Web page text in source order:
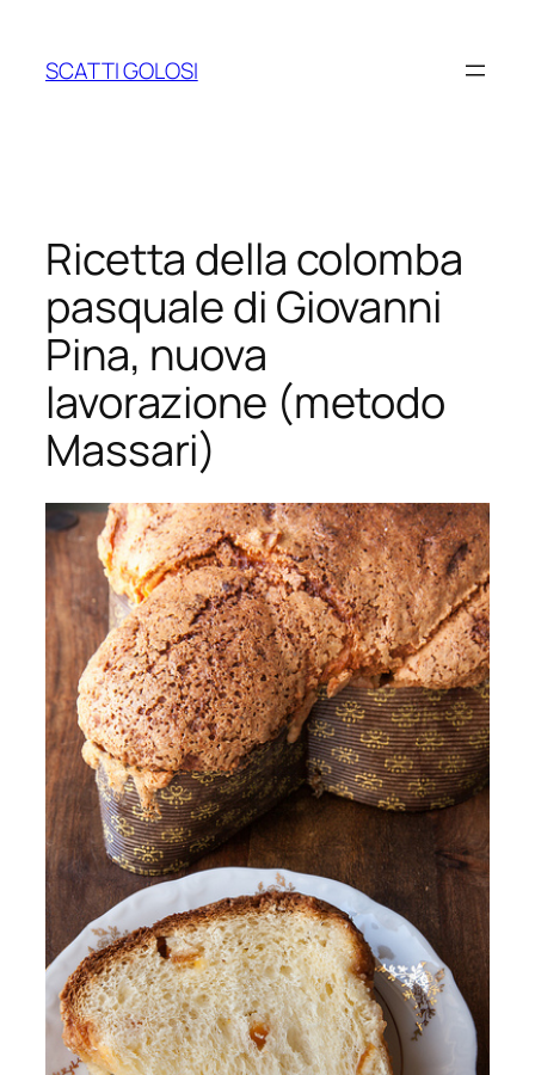
contenuto
SCATTI GOLOSI
Ricetta della colomba
pasquale di Giovanni
Pina, nuova
lavorazione (metodo
Massari)